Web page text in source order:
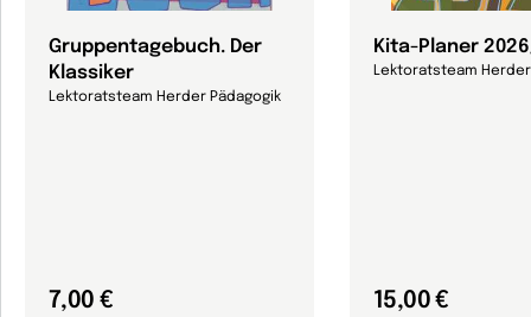
Gruppentagebuch. Der
Klassiker
Lektoratsteam Herder Pädagogik
7,00 €
Kita-Planer
Lektoratsteam Herder
15,00 €